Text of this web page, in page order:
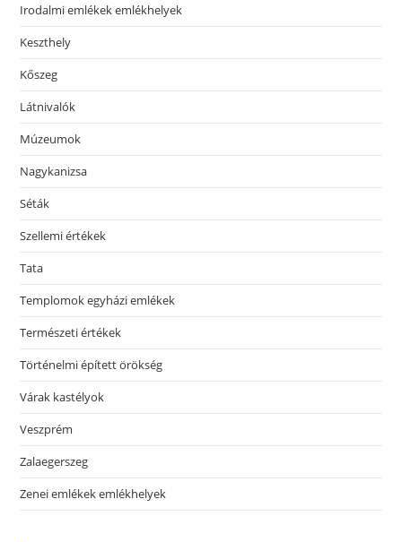
Irodalmi emlékek emlékhelyek
Keszthely
Kőszeg
Látnivalók
Múzeumok
Nagykanizsa
Séták
Szellemi értékek
Tata
Templomok egyházi emlékek
Természeti értékek
Történelmi épített örökség
Várak kastélyok
Veszprém
Zalaegerszeg
Zenei emlékek emlékhelyek